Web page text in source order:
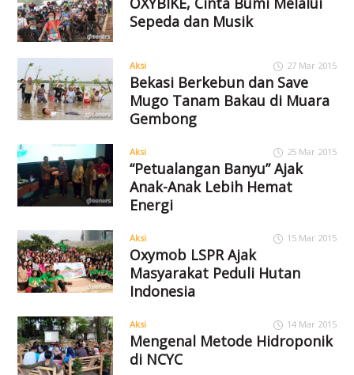
Sepeda dan Musik
Aksi 27 Mar 2015
Bekasi Berkebun dan Save
Mugo Tanam Bakau di Muara
Gembong
Aksi 25 Mar 2015
“Petualangan Banyu” Ajak
Anak-Anak Lebih Hemat
Energi
Aksi 15 Mar 2015
Oxymob LSPR Ajak
Masyarakat Peduli Hutan
Indonesia
Aksi 14 Mar 2015
Mengenal Metode Hidroponik
di NCYC